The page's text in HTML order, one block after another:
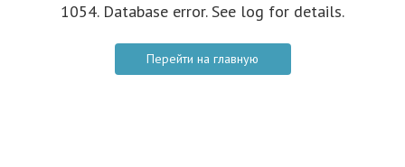
1054. Database error. See log for details.
Перейти на главную